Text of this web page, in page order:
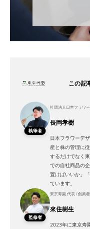
この記
執筆者
社団法人日本フラワ
長岡孝樹
日本フラワーデ
産と株の管理に
するだけでなく
での自社商品の
置けばいいか」
ています。
監修者
東京寿園 代表 / 創業
來住樹生
2023年に東京寿